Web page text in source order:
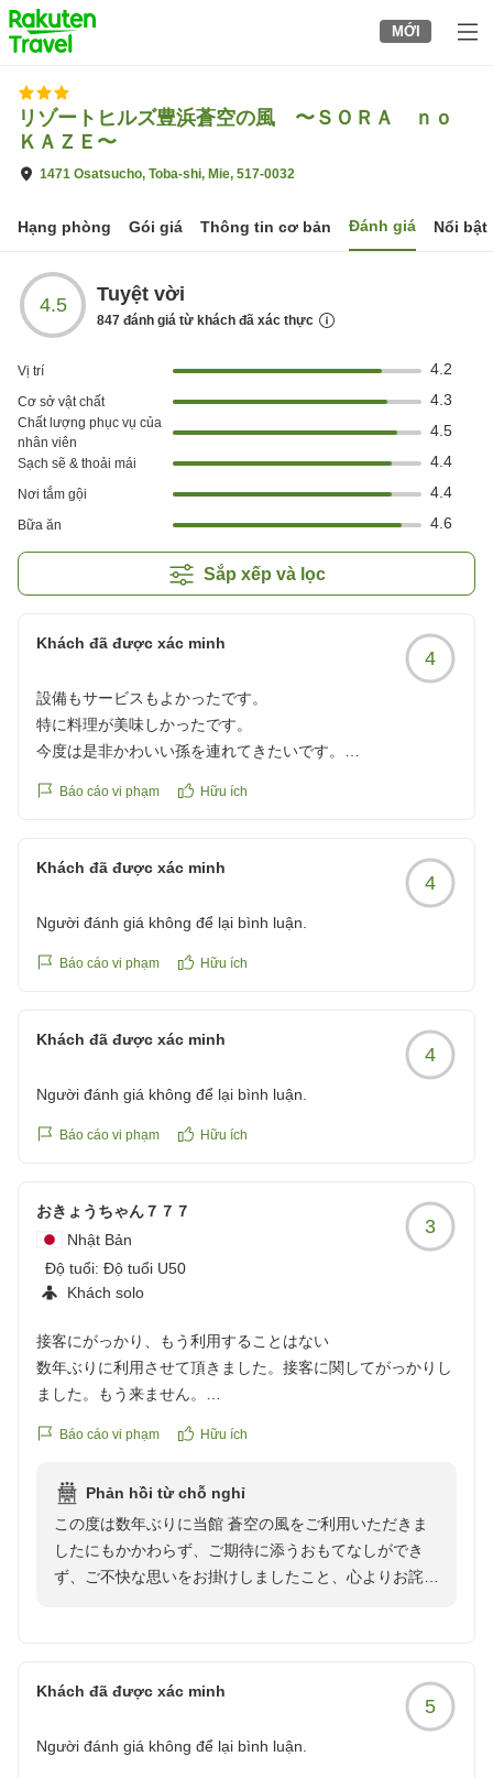
to
top
page
MỚI
リゾートヒルズ豊浜蒼空の風 〜ＳＯＲＡ ｎｏ
ＫＡＺＥ〜
1471 Osatsucho, Toba-shi, Mie, 517-0032
Hạng phòng Gói giá Thông tin cơ bản Đánh giá Nổi bật
4.5 Tuyệt vời
847 đánh giá từ khách đã xác thực
Vị trí 4.2
Cơ sở vật chất 4.3
Chất lượng phục vụ của
nhân viên
4.5
Sạch sẽ & thoải mái 4.4
Nơi tắm gội 4.4
Bữa ăn 4.6
Sắp xếp và lọc
Khách đã được xác minh
4
設備もサービスもよかったです。
特に料理が美味しかったです。
今度は是非かわいい孫を連れてきたいです。
クチコミの詳細はこちらから
Báo cáo vi phạm Hữu ích
Khách đã được xác minh
4
Người đánh giá không để lại bình luận.
Báo cáo vi phạm Hữu ích
Khách đã được xác minh
4
Người đánh giá không để lại bình luận.
Báo cáo vi phạm Hữu ích
おきょうちゃん７７７
Nhật Bản
Độ tuổi: Độ tuổi U50
Khách solo
3
接客にがっかり、もう利用することはない
数年ぶりに利用させて頂きました。接客に関してがっかりし
ました。もう来ません。
https://review.travel.rakuten.co.jp/hotel/voice/4723?
Báo cáo vi phạm Hữu ích
Phản hồi từ chỗ nghỉ
この度は数年ぶりに当館 蒼空の風をご利用いただきま
したにもかかわらず、ご期待に添うおもてなしができ
ず、ご不快な思いをお掛けしましたこと、心よりお詫び
た、という点ですね。弊社も稼働が高い日ではあったも
のの、あれだけの雨であったので、別の空き時間をご提
Khách đã được xác minh
5
Người đánh giá không để lại bình luận.